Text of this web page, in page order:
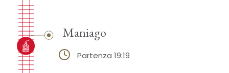
Maniago
Partenza 19:19